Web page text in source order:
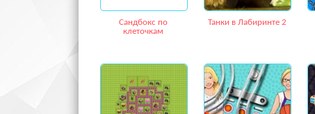
Сандбокс по
клеточкам
Танки в Лабиринте 2